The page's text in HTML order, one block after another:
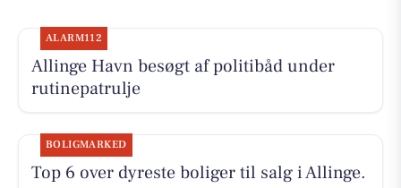
ALARM112
Allinge Havn besøgt af politibåd under
rutinepatrulje
BOLIGMARKED
Top 6 over dyreste boliger til salg i Allinge.